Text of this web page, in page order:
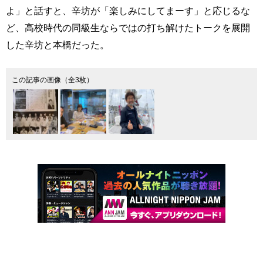
よ」と話すと、辛坊が「楽しみにしてまーす」と応じるな
ど、高校時代の同級生ならではの打ち解けたトークを展開
した辛坊と本橋だった。
この記事の画像（全3枚）